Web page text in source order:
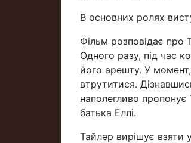
В основних ролях
Фільм розповідає про
Одного разу, під час
його арешту. У момент,
втрутитися.
наполегливо
батька Еллі.
Тайлер вирішує взяти